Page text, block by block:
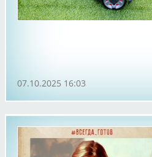
07.10.2025 16:03